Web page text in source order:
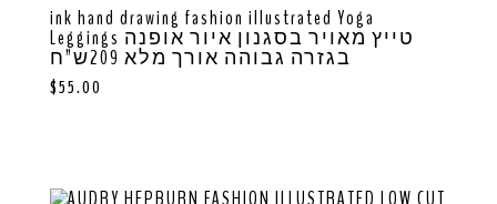
ink hand drawing fashion illustrated Yoga
Leggings טייץ מאויר בסגנון איור אופנה
בגזרה גבוהה אורך מלא 209ש”ח
$55.00